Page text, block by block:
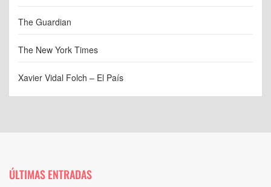
The Guardian
The New York Times
Xavier Vidal Folch – El País
ÚLTIMAS ENTRADAS